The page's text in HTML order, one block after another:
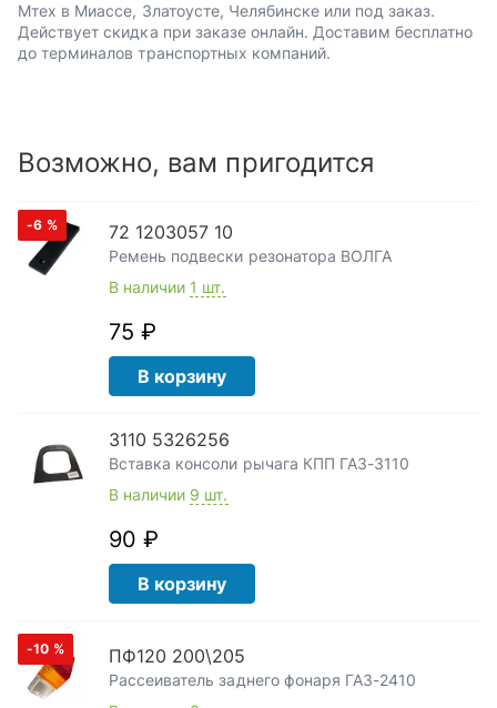
Мтех в Миассе, Златоусте, Челябинске или под заказ.
Действует скидка при заказе онлайн. Доставим бесплатно
до терминалов транспортных компаний.
Возможно, вам пригодится
-6 % 72 1203057 10
Ремень подвески резонатора ВОЛГА
В наличии 1 шт.
75 ₽
В корзину
3110 5326256
Вставка консоли рычага КПП ГАЗ-3110
В наличии 9 шт.
90 ₽
В корзину
-10 % ПФ120 200\205
Рассеиватель заднего фонаря ГАЗ-2410